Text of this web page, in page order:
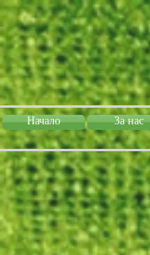
Начало За нас